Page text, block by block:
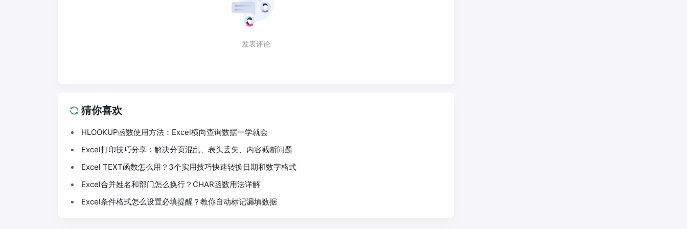
发表评论
猜你喜欢
HLOOKUP函数使用方法：Excel横向查询数据一学就会
Excel打印技巧分享：解决分页混乱、表头丢失、内容截断问题
Excel TEXT函数怎么用？3个实用技巧快速转换日期和数字格式
Excel合并姓名和部门怎么换行？CHAR函数用法详解
Excel条件格式怎么设置必填提醒？教你自动标记漏填数据